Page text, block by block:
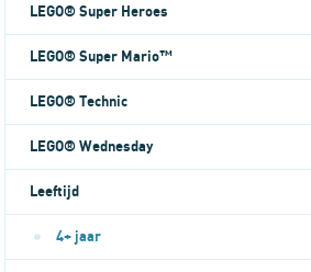
LEGO® Super Heroes
LEGO® Super Mario™
LEGO® Technic
LEGO® Wednesday
Leeftijd
4+ jaar